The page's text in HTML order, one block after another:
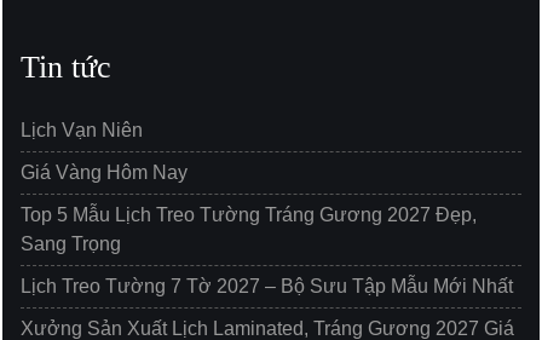
Tin tức
Lịch Vạn Niên
Giá Vàng Hôm Nay
Top 5 Mẫu Lịch Treo Tường Tráng Gương 2027 Đẹp,
Sang Trọng
Lịch Treo Tường 7 Tờ 2027 – Bộ Sưu Tập Mẫu Mới Nhất
Xưởng Sản Xuất Lịch Laminated, Tráng Gương 2027 Giá